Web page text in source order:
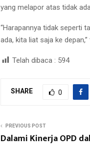
yang melapor atas tidak
“Harapannya tidak seperti
ada, kita liat saja ke
Telah dibaca : 594
SHARE 0
PREVIOUS POST
Dalami Kinerja OPD